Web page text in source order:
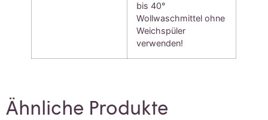
bis 40°
Wollwaschmittel ohne
Weichspüler
verwenden!
Ähnliche Produkte